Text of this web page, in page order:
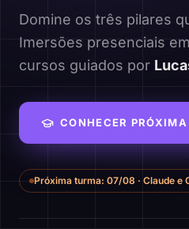
Domine os três pilares
Imersões presenciais
cursos guiados por
CONHECER
Próxima turma: 07/08 · Claude e